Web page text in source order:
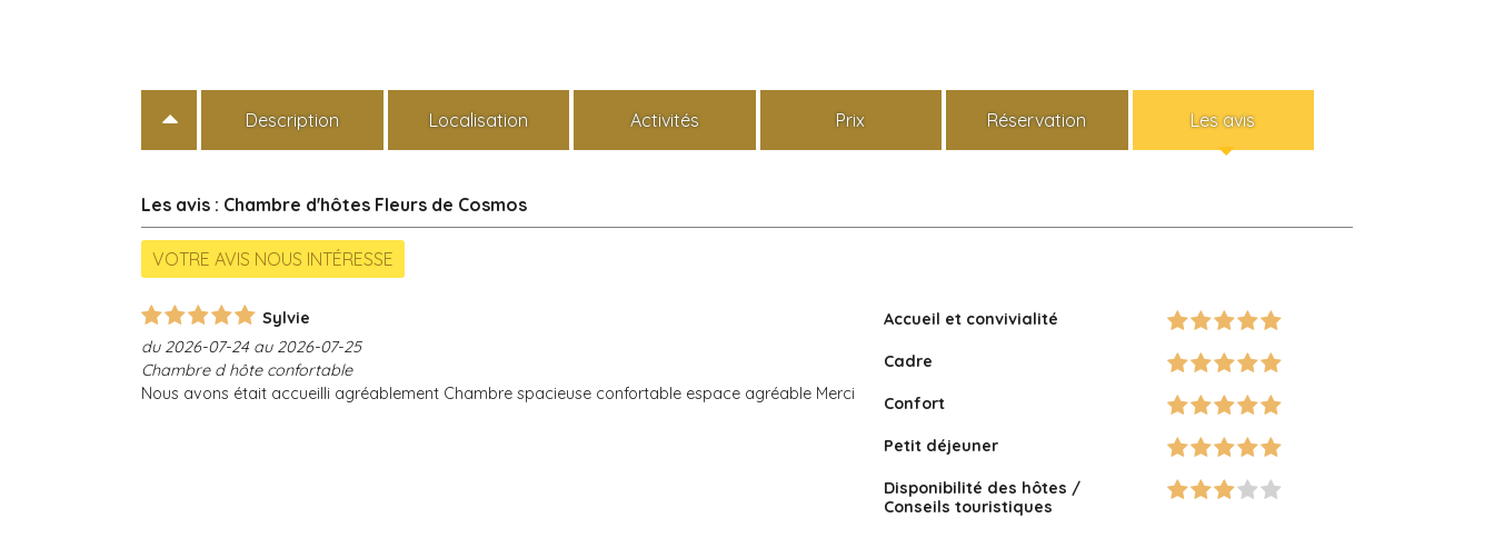
Description Localisation Activités Prix Réservation Les avis
Les avis : Chambre d'hôtes Fleurs de Cosmos
Sylvie
du 2026-07-24 au 2026-07-25
Chambre d hôte confortable
Nous avons était accueilli agréablement Chambre spacieuse confortable espace agréable Merci
Accueil et convivialité
Cadre
Confort
Petit déjeuner
Disponibilité des hôtes /
Conseils touristiques